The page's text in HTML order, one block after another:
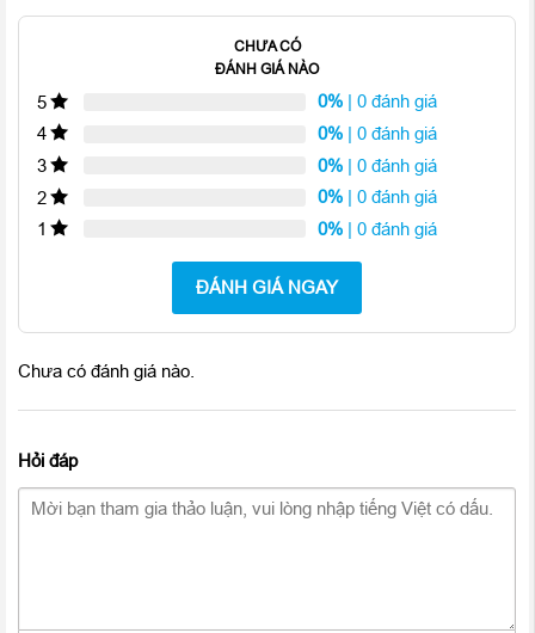
Màn hình kích thước lớn 9.7 inch, sống động, chân thực và sắc
CHƯA CÓ
ĐÁNH GIÁ NÀO
5 0% | 0 đánh giá
4
0% | 0 đánh giá
3
0% | 0 đánh giá
2
0% | 0 đánh giá
1
0% | 0 đánh giá
ĐÁNH GIÁ NGAY
Chưa có đánh giá nào.
Hỏi đáp